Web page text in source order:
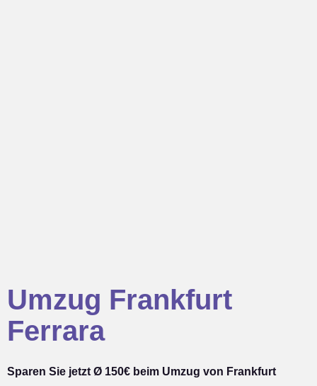
Umzug Frankfurt
Ferrara
Sparen Sie jetzt Ø 150€ beim Umzug von Frankfurt